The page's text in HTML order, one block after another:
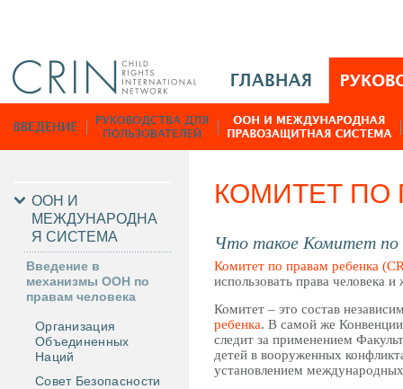
n
M
n
R
u
КОМИТЕТ ПО
Что такое Комитет по
Комитет по правам ребенка
использовать права человека
Комитет – это состав
ребенка. В самой же
следит за применением
детей в вооруженных
установлением
ООН И
МЕЖДУНАРОДНА
Я СИСТЕМА
Введение в
механизмы ООН по
правам человека
Организация
Объединенных
Наций
Совет Безопасности